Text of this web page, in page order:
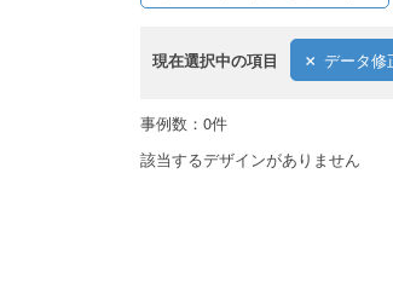
現在選択中の項目 データ修
事例数：0件
該当するデザインがありません